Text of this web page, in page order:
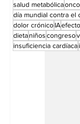
salud metabólica
día mundial contra el
dolor crónicoIA
dietaniñoscongreso
insuficiencia cardíaca